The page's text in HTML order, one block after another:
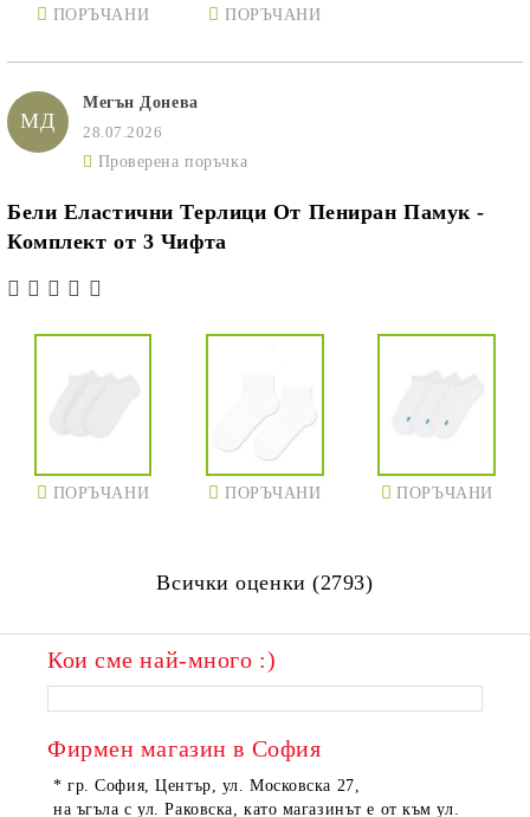
ПОРЪЧАНИ ПОРЪЧАНИ
МД
Мегън Донева
28.07.2026
Проверена поръчка
Бели Еластични Терлици От Пениран Памук -
Комплект от 3 Чифта
ПОРЪЧАНИ ПОРЪЧАНИ ПОРЪЧАНИ
Всички оценки (2793)
Кои сме най-много :)
Фирмен магазин в София
* гр. София, Център, ул. Московска 27,
на ъгъла с ул. Раковска, като магазинът е от към ул.